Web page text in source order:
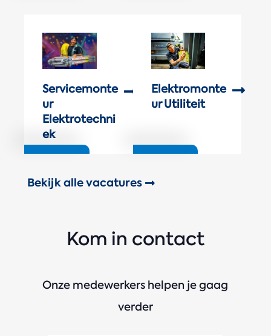
Servicemonte
ur
Elektrotechni
ek
Elektromonte
ur Utiliteit
Bekijk alle vacatures
Kom in contact
Onze medewerkers helpen je gaag
verder